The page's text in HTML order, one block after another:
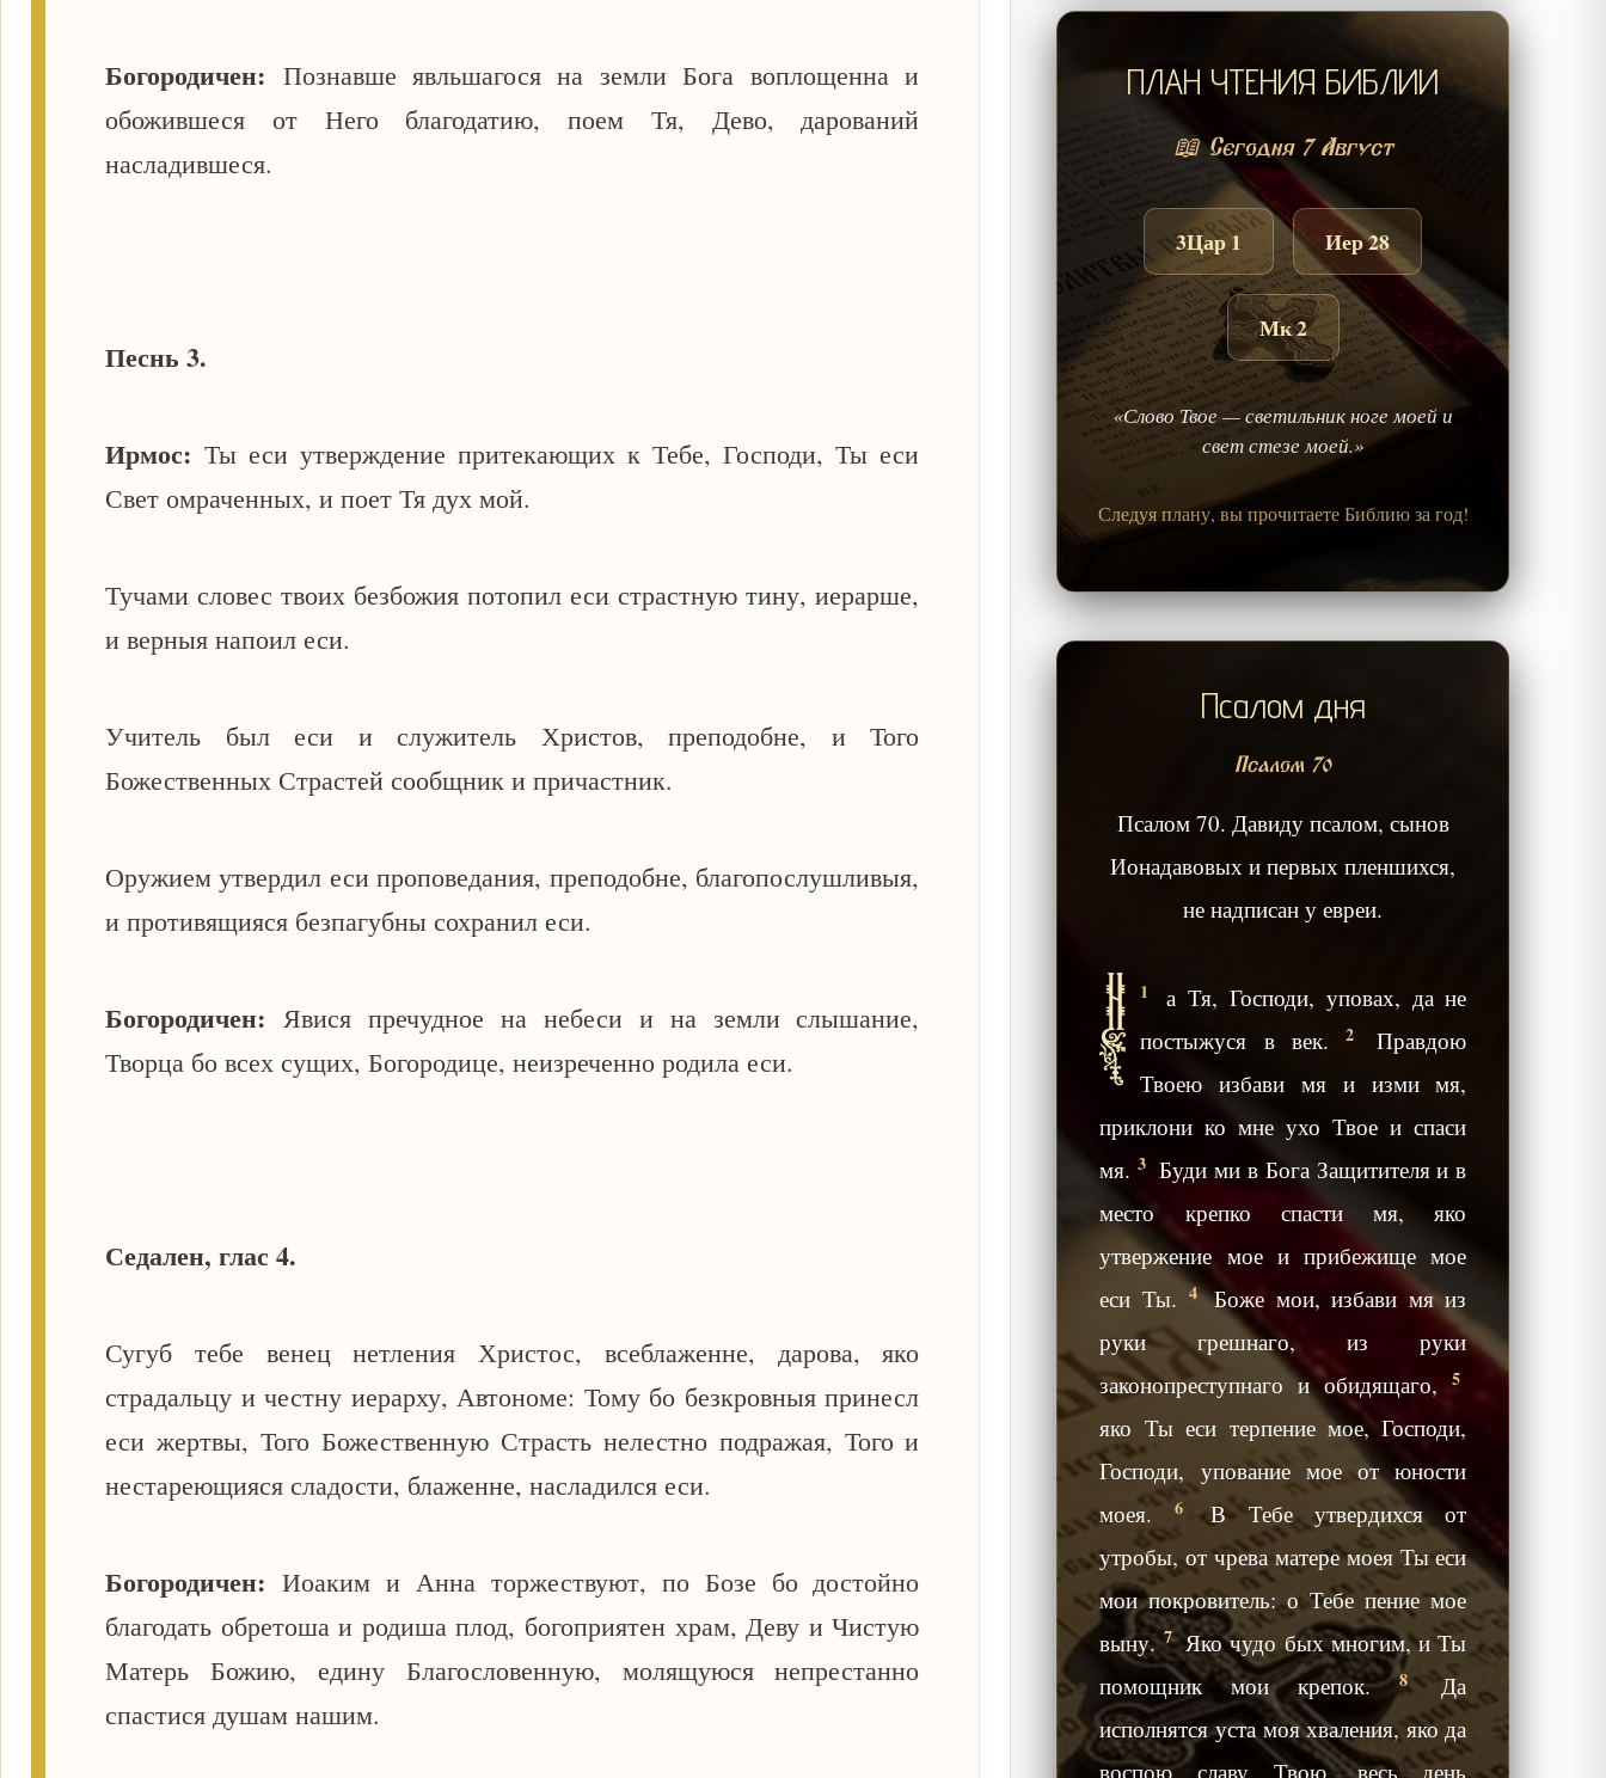
Богородичен: Познавше явльшагося на земли Бога воплощенна и
обожившеся от Него благодатию, поем Тя, Дево, дарований
насладившеся.
Песнь 3.
Ирмос:Ты еси утверждение притекающих к Тебе, Господи, Ты еси
Свет омраченных, и поет Тя дух мой.
Тучами словес твоих безбожия потопил еси страстную тину, иерарше,
и верныя напоил еси.
Учитель был еси и служитель Христов, преподобне, и Того
Божественных Страстей сообщник и причастник.
Оружием утвердил еси проповедания, преподобне, благопослушливыя,
и противящияся безпагубны сохранил еси.
Богородичен: Явися пречудное на небеси и на земли слышание,
Творца бо всех сущих, Богородице, неизреченно родила еси.
Седален, глас 4.
Сугуб тебе венец нетления Христос, всеблаженне, дарова, яко
страдальцу и честну иерарху, Автономе: Тому бо безкровныя принесл
еси жертвы, Того Божественную Страсть нелестно подражая, Того и
нестареющияся сладости, блаженне, насладился еси.
Богородичен: Иоаким и Анна торжествуют, по Бозе бо достойно
благодать обретоша и родиша плод, богоприятен храм, Деву и Чистую
Матерь Божию, едину Благословенную, молящуюся непрестанно
спастися душам нашим.
ПЛАН ЧТЕНИЯ БИБЛИИ
📖 Сегодня 7 Август
3Цар 1 Иер 28
Мк 2
«Слово Твое — светильник ноге моей и
свет стезе моей.»
Следуя плану, вы прочитаете Библию за год!
Псалом дня
Псалом 70
Псалом 70. Давиду псалом, сынов
Ионадавовых и первых пленшихся,
не надписан у евреи.
1
Н
а Тя, Господи, уповах, да не
постыжуся в век.2
Правдою
Твоею избави мя и изми мя,
приклони ко мне ухо Твое и спаси
мя.3 Буди ми в Бога Защитителя и в
место крепко спасти мя, яко
утвержение мое и прибежище мое
еси Ты. 4 Боже мои, избави мя из
руки грешнаго, из руки
законопреступнаго и обидящаго,5
яко Ты еси терпение мое, Господи,
Господи, упование мое от юности
моея.
6
В Тебе утвердихся от
утробы, от чрева матере моея Ты еси
мои покровитель: о Тебе пение мое
выну.7 Яко чудо бых многим, и Ты
помощник мои крепок.8 Да
исполнятся уста моя хваления, яко да
воспою славу Твою, весь день